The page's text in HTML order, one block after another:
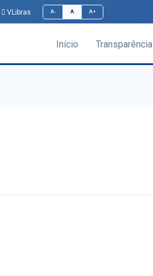
VLibras A- A A+
Início Transparência